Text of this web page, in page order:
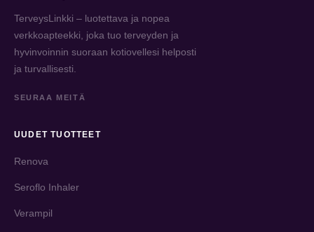
TerveysLinkki – luotettava ja nopea
verkkoapteekki, joka tuo terveyden ja
hyvinvoinnin suoraan kotiovellesi helposti
ja turvallisesti.
SEURAA MEITÄ
UUDET TUOTTEET
Renova
Seroflo Inhaler
Verampil